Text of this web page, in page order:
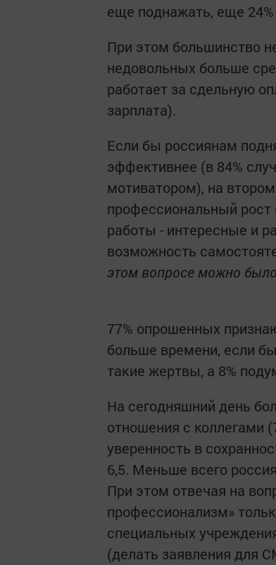
еще поднажать, еще 24%
При этом большинство
недовольных больше
работает за сдельную
зарплата).
Если бы россиянам
эффективнее (в 84%
мотиватором), на
профессиональный
работы - интересные и
возможность
этом вопросе можно
77% опрошенных
больше времени, если
такие жертвы, а 8%
На сегодняшний день
отношения с коллегами
уверенность в
6,5. Меньше всего
При этом отвечая на
профессионализм»
специальных
(делать заявления для